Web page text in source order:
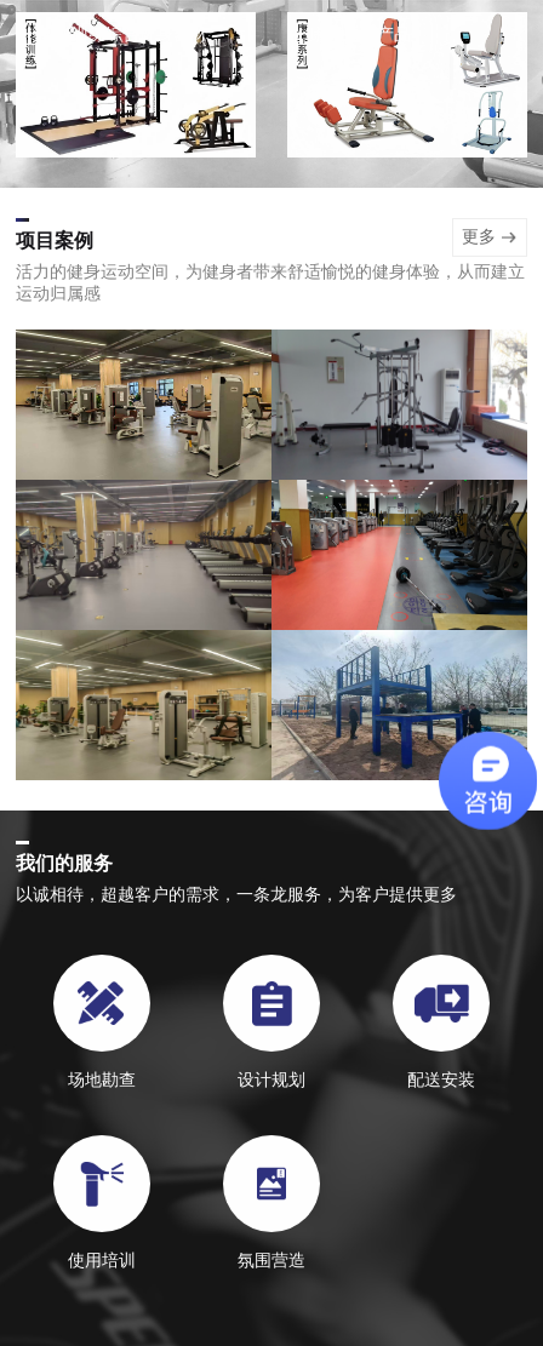
体能训练综合健身器材 康养系列产品
更多
项目案例
活力的健身运动空间，为健身者带来舒适愉悦的健身体验，从而建立
运动归属感
我们的服务
以诚相待，超越客户的需求，一条龙服务，为客户提供更多
场地勘查 设计规划 配送安装
使用培训 氛围营造